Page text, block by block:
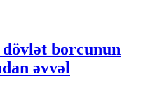
borcunun
əvvəl